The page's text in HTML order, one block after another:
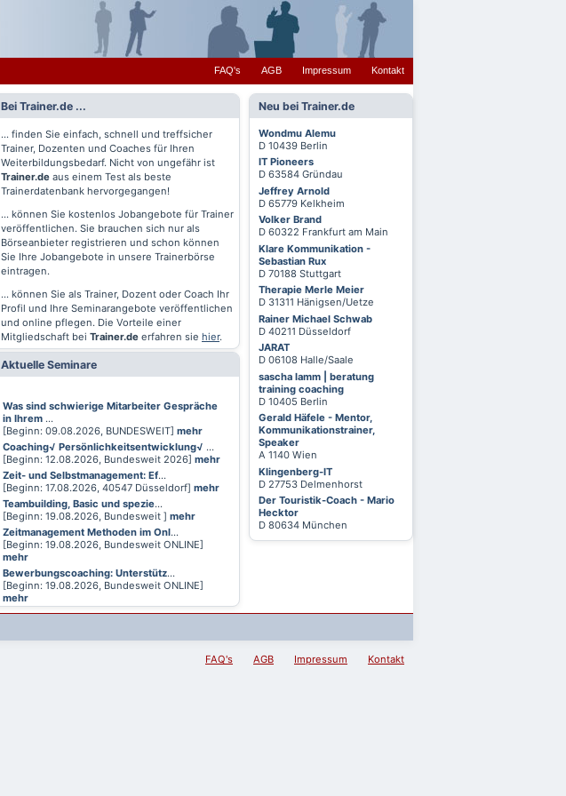
FAQ's AGB Impressum Kontakt
Neu bei Trainer.de
Wondmu Alemu
D 10439 Berlin
IT Pioneers
D 63584 Gründau
Jeffrey Arnold
D 65779 Kelkheim
Volker Brand
D 60322 Frankfurt am Main
Klare Kommunikation -
Sebastian Rux
D 70188 Stuttgart
Therapie Merle Meier
D 31311 Hänigsen/Uetze
Rainer Michael Schwab
D 40211 Düsseldorf
JARAT
D 06108 Halle/Saale
sascha lamm | beratung
training coaching
D 10405 Berlin
Gerald Häfele - Mentor,
Kommunikationstrainer,
Speaker
A 1140 Wien
Klingenberg-IT
D 27753 Delmenhorst
Der Touristik-Coach - Mario
Hecktor
D 80634 München
Bei Trainer.de ...
... finden Sie einfach, schnell und treffsicher
Trainer, Dozenten und Coaches für Ihren
Weiterbildungsbedarf. Nicht von ungefähr ist
Trainer.de aus einem Test als beste
Trainerdatenbank hervorgegangen!
... können Sie kostenlos Jobangebote für Trainer
veröffentlichen. Sie brauchen sich nur als
Börseanbieter registrieren und schon können
Sie Ihre Jobangebote in unsere Trainerbörse
eintragen.
... können Sie als Trainer, Dozent oder Coach Ihr
Profil und Ihre Seminarangebote veröffentlichen
und online pflegen. Die Vorteile einer
Mitgliedschaft bei Trainer.de erfahren sie hier.
Aktuelle Seminare
Was sind schwierige Mitarbeiter Gespräche
in Ihrem ...
[Beginn: 09.08.2026, BUNDESWEIT] mehr
Coaching√ Persönlichkeitsentwicklung√ ...
[Beginn: 12.08.2026, Bundesweit 2026] mehr
Zeit- und Selbstmanagement: Ef...
[Beginn: 17.08.2026, 40547 Düsseldorf] mehr
Teambuilding, Basic und spezie...
[Beginn: 19.08.2026, Bundesweit ] mehr
Zeitmanagement Methoden im Onl...
[Beginn: 19.08.2026, Bundesweit ONLINE]
mehr
Bewerbungscoaching: Unterstütz...
[Beginn: 19.08.2026, Bundesweit ONLINE]
mehr
FAQ's AGB Impressum Kontakt